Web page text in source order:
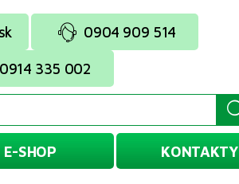
0904 909 514
0914 335 002
E-SHOP KONTAKTY